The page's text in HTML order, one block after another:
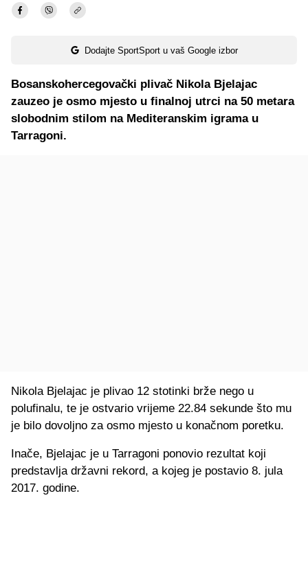
Dodajte SportSport u vaš Google izbor
Bosanskohercegovački plivač Nikola Bjelajac
zauzeo je osmo mjesto u finalnoj utrci na 50 metara
slobodnim stilom na Mediteranskim igrama u
Tarragoni.
Nikola Bjelajac je plivao 12 stotinki brže nego u
polufinalu, te je ostvario vrijeme 22.84 sekunde što mu
je bilo dovoljno za osmo mjesto u konačnom poretku.
Inače, Bjelajac je u Tarragoni ponovio rezultat koji
predstavlja državni rekord, a kojeg je postavio 8. jula
2017. godine.